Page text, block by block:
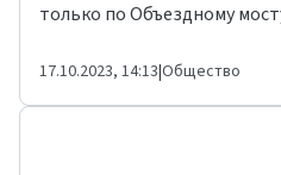
только по Объездному
17.10.2023, 14:13|Общество